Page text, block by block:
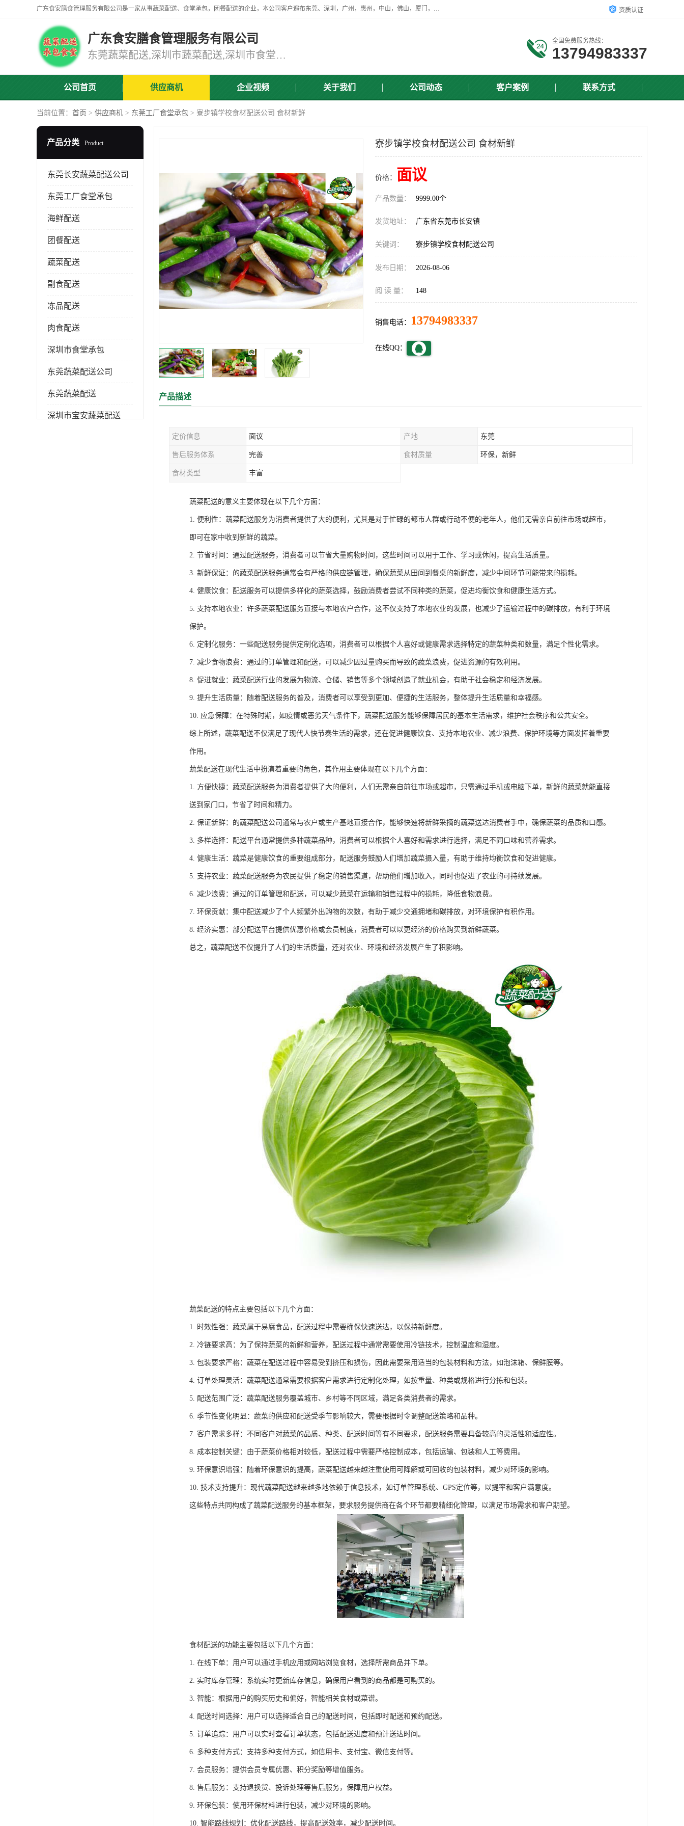
广东食安膳食管理服务有限公司是一家从事蔬菜配送、食堂承包，团餐配送的企业，本公司客户遍布东莞、深圳，广州，惠州，中山，佛山，厦门，肇庆，江门，清远等地，资质齐全，提供学校、工厂、医院、企业、地铁、大型超市、商场、单位、消防队、监狱食堂饭堂蔬菜配送，集新鲜蔬菜、新鲜肉类、粮油、瓜果 、干货 、水产、冻品、粮油、调味品、日用品、调味品及进口冷冻食品为主的原料供应商等为一体的化配送服务机构！ 资质认证
广东食安膳食管理服务有限公司
东莞蔬菜配送,深圳市蔬菜配送,深圳市食堂承包,深圳市宝安蔬菜配送,东莞工厂食堂承包,东莞蔬菜配送公司,东莞长安蔬菜配送公司
全国免费服务热线：
13794983337
公司首页 供应商机 企业视频 关于我们 公司动态 客户案例 联系方式
当前位置： 首页 > 供应商机 > 东莞工厂食堂承包 > 寮步镇学校食材配送公司 食材新鲜
产品分类 Product
东莞长安蔬菜配送公司
东莞工厂食堂承包
海鲜配送
团餐配送
蔬菜配送
副食配送
冻品配送
肉食配送
深圳市食堂承包
东莞蔬菜配送公司
东莞蔬菜配送
深圳市宝安蔬菜配送
寮步镇学校食材配送公司 食材新鲜
价格： 面议
产品数量： 9999.00个
发货地址： 广东省东莞市长安镇
关键词： 寮步镇学校食材配送公司
发布日期： 2026-08-06
阅 读 量： 148
销售电话： 13794983337
在线QQ：
产品描述
定价信息 面议 产地 东莞
售后服务体系 完善 食材质量 环保，新鲜
食材类型 丰富
蔬菜配送的意义主要体现在以下几个方面：
1. 便利性：蔬菜配送服务为消费者提供了大的便利，尤其是对于忙碌的都市人群或行动不便的老年人，他们无需亲自前往市场或超市，
即可在家中收到新鲜的蔬菜。
2. 节省时间：通过配送服务，消费者可以节省大量购物时间，这些时间可以用于工作、学习或休闲，提高生活质量。
3. 新鲜保证：的蔬菜配送服务通常会有严格的供应链管理，确保蔬菜从田间到餐桌的新鲜度，减少中间环节可能带来的损耗。
4. 健康饮食：配送服务可以提供多样化的蔬菜选择，鼓励消费者尝试不同种类的蔬菜，促进均衡饮食和健康生活方式。
5. 支持本地农业：许多蔬菜配送服务直接与本地农户合作，这不仅支持了本地农业的发展，也减少了运输过程中的碳排放，有利于环境
保护。
6. 定制化服务：一些配送服务提供定制化选项，消费者可以根据个人喜好或健康需求选择特定的蔬菜种类和数量，满足个性化需求。
7. 减少食物浪费：通过的订单管理和配送，可以减少因过量购买而导致的蔬菜浪费，促进资源的有效利用。
8. 促进就业：蔬菜配送行业的发展为物流、仓储、销售等多个领域创造了就业机会，有助于社会稳定和经济发展。
9. 提升生活质量：随着配送服务的普及，消费者可以享受到更加、便捷的生活服务，整体提升生活质量和幸福感。
10. 应急保障：在特殊时期，如疫情或恶劣天气条件下，蔬菜配送服务能够保障居民的基本生活需求，维护社会秩序和公共安全。
综上所述，蔬菜配送不仅满足了现代人快节奏生活的需求，还在促进健康饮食、支持本地农业、减少浪费、保护环境等方面发挥着重要
作用。
蔬菜配送在现代生活中扮演着重要的角色，其作用主要体现在以下几个方面：
1. 方便快捷：蔬菜配送服务为消费者提供了大的便利，人们无需亲自前往市场或超市，只需通过手机或电脑下单，新鲜的蔬菜就能直接
送到家门口，节省了时间和精力。
2. 保证新鲜：的蔬菜配送公司通常与农户或生产基地直接合作，能够快速将新鲜采摘的蔬菜送达消费者手中，确保蔬菜的品质和口感。
3. 多样选择：配送平台通常提供多种蔬菜品种，消费者可以根据个人喜好和需求进行选择，满足不同口味和营养需求。
4. 健康生活：蔬菜是健康饮食的重要组成部分，配送服务鼓励人们增加蔬菜摄入量，有助于维持均衡饮食和促进健康。
5. 支持农业：蔬菜配送服务为农民提供了稳定的销售渠道，帮助他们增加收入，同时也促进了农业的可持续发展。
6. 减少浪费：通过的订单管理和配送，可以减少蔬菜在运输和销售过程中的损耗，降低食物浪费。
7. 环保贡献：集中配送减少了个人频繁外出购物的次数，有助于减少交通拥堵和碳排放，对环境保护有积作用。
8. 经济实惠：部分配送平台提供优惠价格或会员制度，消费者可以以更经济的价格购买到新鲜蔬菜。
总之，蔬菜配送不仅提升了人们的生活质量，还对农业、环境和经济发展产生了积影响。
蔬菜配送的特点主要包括以下几个方面：
1. 时效性强：蔬菜属于易腐食品，配送过程中需要确保快速送达，以保持新鲜度。
2. 冷链要求高：为了保持蔬菜的新鲜和营养，配送过程中通常需要使用冷链技术，控制温度和湿度。
3. 包装要求严格：蔬菜在配送过程中容易受到挤压和损伤，因此需要采用适当的包装材料和方法，如泡沫箱、保鲜膜等。
4. 订单处理灵活：蔬菜配送通常需要根据客户需求进行定制化处理，如按重量、种类或规格进行分拣和包装。
5. 配送范围广泛：蔬菜配送服务覆盖城市、乡村等不同区域，满足各类消费者的需求。
6. 季节性变化明显：蔬菜的供应和配送受季节影响较大，需要根据时令调整配送策略和品种。
7. 客户需求多样：不同客户对蔬菜的品质、种类、配送时间等有不同要求，配送服务需要具备较高的灵活性和适应性。
8. 成本控制关键：由于蔬菜价格相对较低，配送过程中需要严格控制成本，包括运输、包装和人工等费用。
9. 环保意识增强：随着环保意识的提高，蔬菜配送越来越注重使用可降解或可回收的包装材料，减少对环境的影响。
10. 技术支持提升：现代蔬菜配送越来越多地依赖于信息技术，如订单管理系统、GPS定位等，以提率和客户满意度。
这些特点共同构成了蔬菜配送服务的基本框架，要求服务提供商在各个环节都要精细化管理，以满足市场需求和客户期望。
食材配送的功能主要包括以下几个方面：
1. 在线下单：用户可以通过手机应用或网站浏览食材，选择所需商品并下单。
2. 实时库存管理：系统实时更新库存信息，确保用户看到的商品都是可购买的。
3. 智能：根据用户的购买历史和偏好，智能相关食材或菜谱。
4. 配送时间选择：用户可以选择适合自己的配送时间，包括即时配送和预约配送。
5. 订单追踪：用户可以实时查看订单状态，包括配送进度和预计送达时间。
6. 多种支付方式：支持多种支付方式，如信用卡、支付宝、微信支付等。
7. 会员服务：提供会员专属优惠、积分奖励等增值服务。
8. 售后服务：支持退换货、投诉处理等售后服务，保障用户权益。
9. 环保包装：使用环保材料进行包装，减少对环境的影响。
10. 智能路线规划：优化配送路线，提高配送效率，减少配送时间。